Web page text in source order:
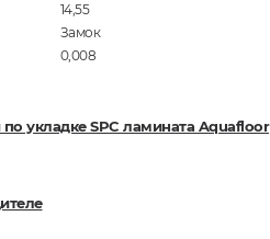
14,55
Замок
0,008
укладке SPC ламината Aquafloor